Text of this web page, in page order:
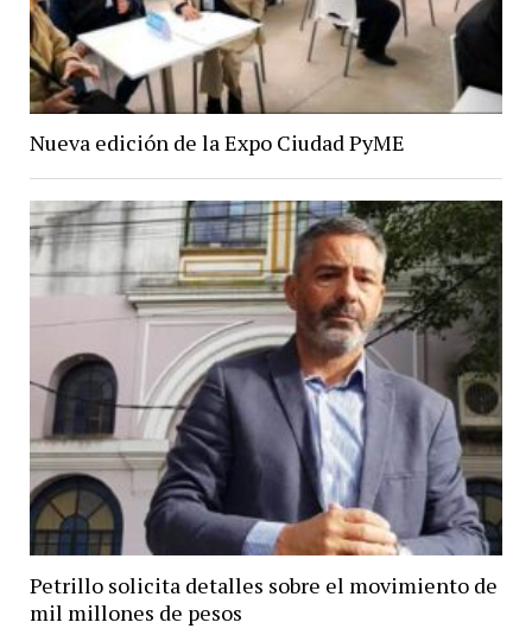
Nueva edición de la Expo Ciudad PyME
Petrillo solicita detalles sobre el movimiento de
mil millones de pesos